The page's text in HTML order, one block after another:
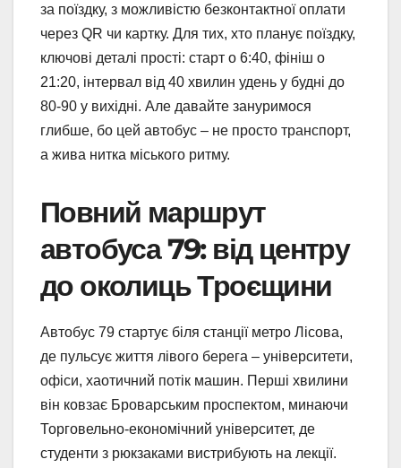
за поїздку, з можливістю безконтактної оплати
через QR чи картку. Для тих, хто планує поїздку,
ключові деталі прості: старт о 6:40, фініш о
21:20, інтервал від 40 хвилин удень у будні до
80-90 у вихідні. Але давайте зануримося
глибше, бо цей автобус – не просто транспорт,
а жива нитка міського ритму.
Повний маршрут
автобуса 79: від центру
до околиць Троєщини
Автобус 79 стартує біля станції метро Лісова,
де пульсує життя лівого берега – університети,
офіси, хаотичний потік машин. Перші хвилини
він ковзає Броварським проспектом, минаючи
Торговельно-економічний університет, де
студенти з рюкзаками вистрибують на лекції.